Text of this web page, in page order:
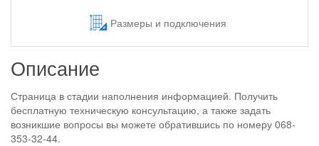
Размеры и подключения
Описание
Страница в стадии наполнения информацией. Получить
бесплатную техническую консультацию, а также задать
возникшие вопросы вы можете обратившись по номеру 068-
353-32-44.